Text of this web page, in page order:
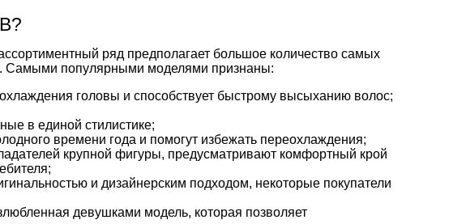
ряд предполагает большое количество самых
Самыми популярными моделями признаны:
головы и способствует быстрому высыханию волос;
в единой стилистике;
времени года и помогут избежать переохлаждения;
крупной фигуры, предусматривают комфортный крой
и дизайнерским подходом, некоторые покупатели
девушками модель, которая позволяет